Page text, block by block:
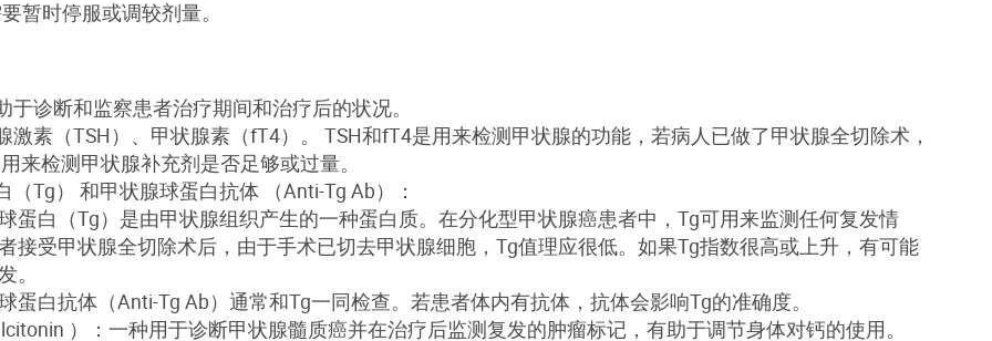
暂时停服或调较剂量。
于诊断和监察患者治疗期间和治疗后的状况。
激素（TSH）、甲状腺素（fT4）。 TSH和fT4是用来检测甲状腺的功能，若病人已做了甲状腺全切除术，
来检测甲状腺补充剂是否足够或过量。
（Tg） 和甲状腺球蛋白抗体 （Anti-Tg Ab）：
蛋白（Tg）是由甲状腺组织产生的一种蛋白质。在分化型甲状腺癌患者中，Tg可用来监测任何复发情
接受甲状腺全切除术后，由于手术已切去甲状腺细胞，Tg值理应很低。如果Tg指数很高或上升，有可能
。
蛋白抗体（Anti-Tg Ab）通常和Tg一同检查。若患者体内有抗体，抗体会影响Tg的准确度。
）：一种用于诊断甲状腺髓质癌并在治疗后监测复发的肿瘤标记，有助于调节身体对钙的使用。